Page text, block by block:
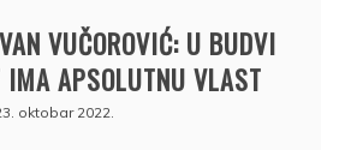
VUČOROVIĆ: U BUDVI
IMA APSOLUTNU VLAST
oktobar 2022.